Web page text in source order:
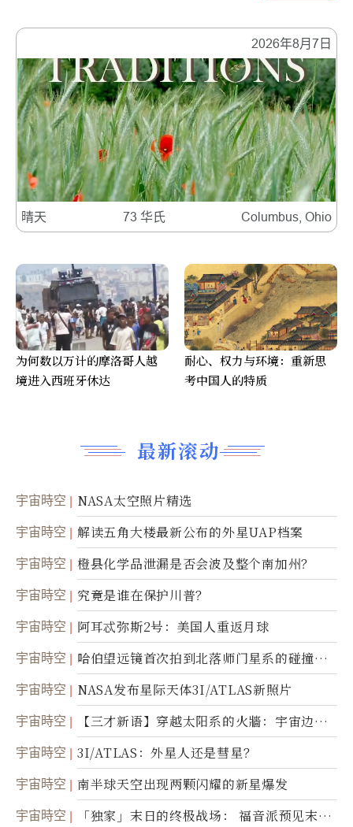
2026年8月7日
晴天 73 华氏 Columbus, Ohio
最新滚动
宇宙時空 NASA太空照片精选
宇宙時空 解读五角大楼最新公布的外星UAP档案
宇宙時空 橙县化学品泄漏是否会波及整个南加州？
宇宙時空 究竟是谁在保护川普？
宇宙時空 阿耳忒弥斯2号：美国人重返月球
宇宙時空
哈伯望远镜首次拍到北落师门星系的碰撞与
爆炸
宇宙時空 NASA发布星际天体3I/ATLAS新照片
宇宙時空
【三才新语】穿越太阳系的火牆：宇宙边界
新启示
宇宙時空 3I/ATLAS：外星人还是彗星？
宇宙時空 南半球天空出现两颗闪耀的新星爆发
宇宙時空
「独家」末日的终极战场： 福音派预见末
为何数以万计的摩洛哥人越
境进入西班牙休达
耐心、权力与环境：重新思
考中国人的特质